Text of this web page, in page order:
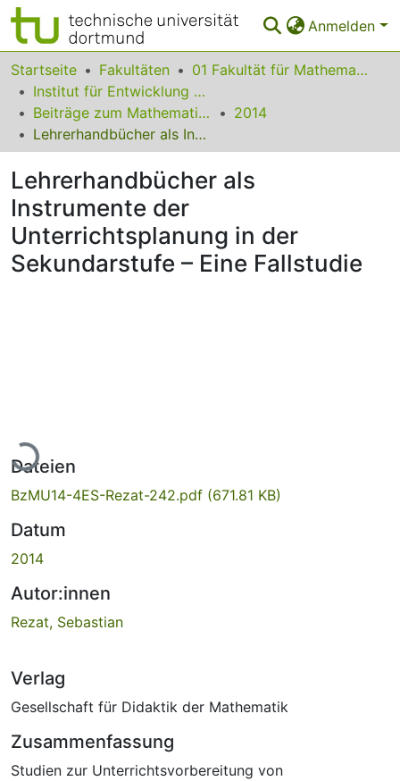
Anmelden
Bereiche & Sammlungen
Das gesamte Repositorium
Statistiken
FAQ
Leitlinien
Zurück zur Startseite
Startseite Fakultäten
01 Fakultät für Mathematik
Institut für Entwicklung und Erforschung des Mathematikunterrichts
Beiträge zum Mathematikunterricht
2014
Lehrerhandbücher als Instrumente der Unterrichtsplanung in der Sekundarstufe – Eine Fallstudie
Lehrerhandbücher als
Instrumente der
Unterrichtsplanung in der
Sekundarstufe – Eine Fallstudie
Lade...
Dateien
BzMU14-4ES-Rezat-242.pdf (671.81 KB)
Datum
2014
Autor:innen
Rezat, Sebastian
Verlag
Gesellschaft für Didaktik der Mathematik
Zusammenfassung
Studien zur Unterrichtsvorbereitung von